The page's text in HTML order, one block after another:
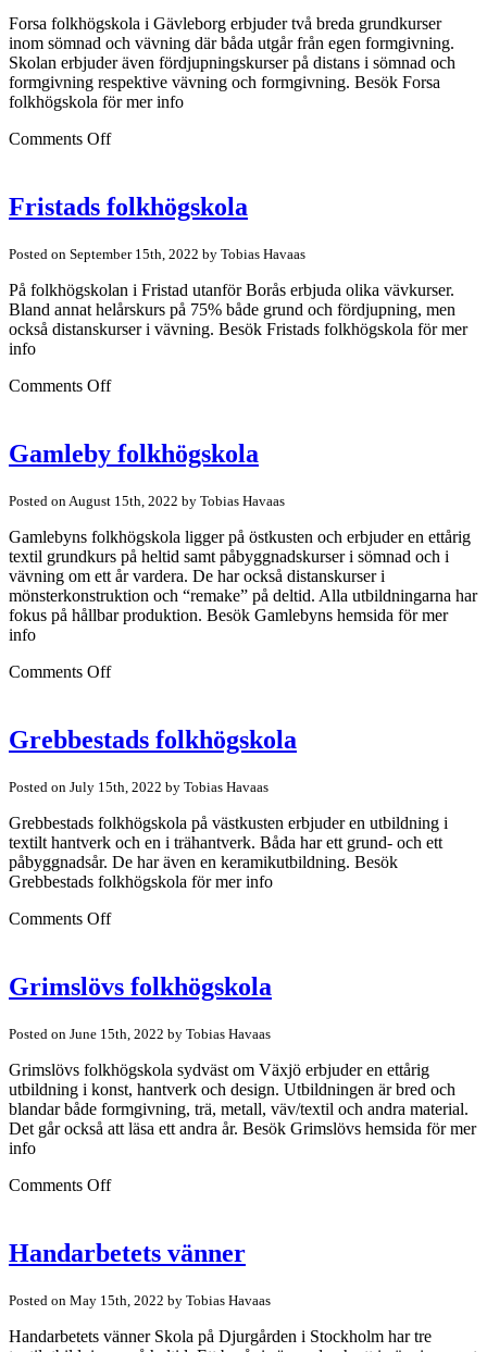
Forsa folkhögskola i Gävleborg erbjuder två breda grundkurser
inom sömnad och vävning där båda utgår från egen formgivning.
Skolan erbjuder även fördjupningskurser på distans i sömnad och
formgivning respektive vävning och formgivning. Besök Forsa
folkhögskola för mer info
Comments Offon
Fristads folkhögskola
Posted on September 15th, 2022 by Tobias Havaas
På folkhögskolan i Fristad utanför Borås erbjuda olika vävkurser.
Bland annat helårskurs på 75% både grund och fördjupning, men
också distanskurser i vävning. Besök Fristads folkhögskola för mer
info
Comments Offon
Gamleby folkhögskola
Posted on August 15th, 2022 by Tobias Havaas
Gamlebyns folkhögskola ligger på östkusten och erbjuder en ettårig
textil grundkurs på heltid samt påbyggnadskurser i sömnad och i
vävning om ett år vardera. De har också distanskurser i
mönsterkonstruktion och “remake” på deltid. Alla utbildningarna har
fokus på hållbar produktion. Besök Gamlebyns hemsida för mer
info
Comments Offon
Grebbestads folkhögskola
Posted on July 15th, 2022 by Tobias Havaas
Grebbestads folkhögskola på västkusten erbjuder en utbildning i
textilt hantverk och en i trähantverk. Båda har ett grund- och ett
påbyggnadsår. De har även en keramikutbildning. Besök
Grebbestads folkhögskola för mer info
Comments Offon
Grimslövs folkhögskola
Posted on June 15th, 2022 by Tobias Havaas
Grimslövs folkhögskola sydväst om Växjö erbjuder en ettårig
utbildning i konst, hantverk och design. Utbildningen är bred och
blandar både formgivning, trä, metall, väv/textil och andra material.
Det går också att läsa ett andra år. Besök Grimslövs hemsida för mer
info
Comments Offon
Handarbetets vänner
Posted on May 15th, 2022 by Tobias Havaas
Handarbetets vänner Skola på Djurgården i Stockholm har tre